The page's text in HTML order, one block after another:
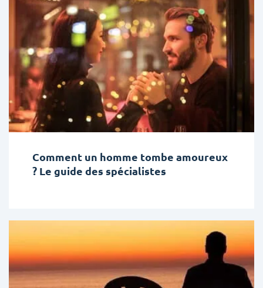
Comment un homme tombe amoureux
? Le guide des spécialistes